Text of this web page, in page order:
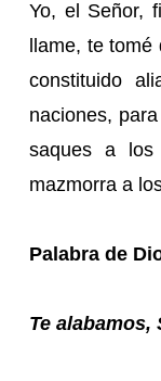
Yo, el Señor,
llame, te
constituido
naciones,
saques a
mazmorra a
Palabra de
Te alabamos,